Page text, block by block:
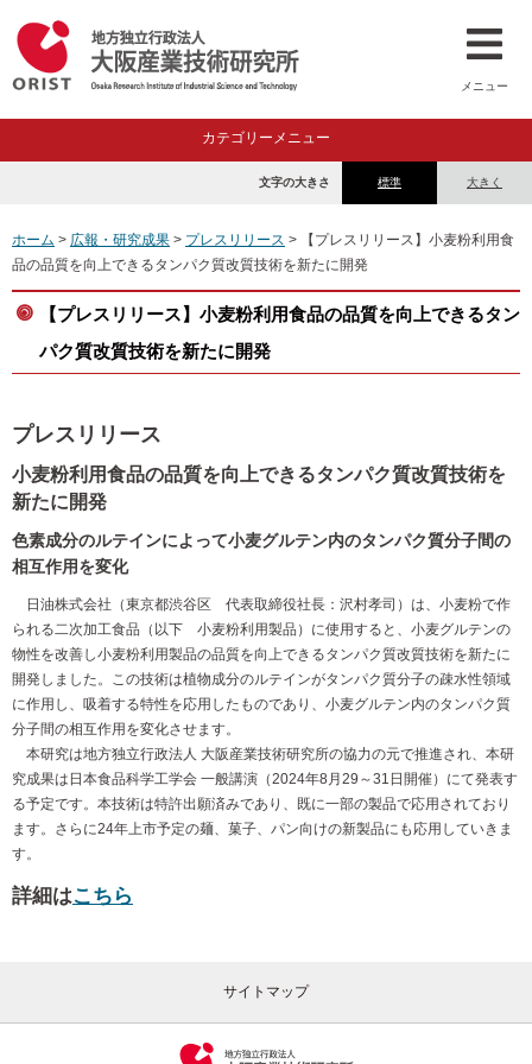
メニュー
カテゴリーメニュー
標準 大きく
文字の大きさ
ホーム > 広報・研究成果 > プレスリリース > 【プレスリリース】小麦粉利用食
品の品質を向上できるタンパク質改質技術を新たに開発
【プレスリリース】小麦粉利用食品の品質を向上できるタン
パク質改質技術を新たに開発
プレスリリース
小麦粉利用食品の品質を向上できるタンパク質改質技術を
新たに開発
色素成分のルテインによって小麦グルテン内のタンパク質分子間の
相互作用を変化
日油株式会社（東京都渋谷区 代表取締役社長：沢村孝司）は、小麦粉で作
られる二次加工食品（以下 小麦粉利用製品）に使用すると、小麦グルテンの
物性を改善し小麦粉利用製品の品質を向上できるタンパク質改質技術を新たに
開発しました。この技術は植物成分のルテインがタンパク質分子の疎水性領域
に作用し、吸着する特性を応用したものであり、小麦グルテン内のタンパク質
分子間の相互作用を変化させます。
本研究は地⽅独⽴⾏政法⼈ ⼤阪産業技術研究所の協⼒の元で推進され、本研
究成果は⽇本食品科学工学会 一般講演（2024年8⽉29～31日開催）にて発表す
る予定です。本技術は特許出願済みであり、既に一部の製品で応用されており
ます。さらに24年上市予定の麺、菓子、パン向けの新製品にも応⽤していきま
す。
詳細はこちら
サイトマップ